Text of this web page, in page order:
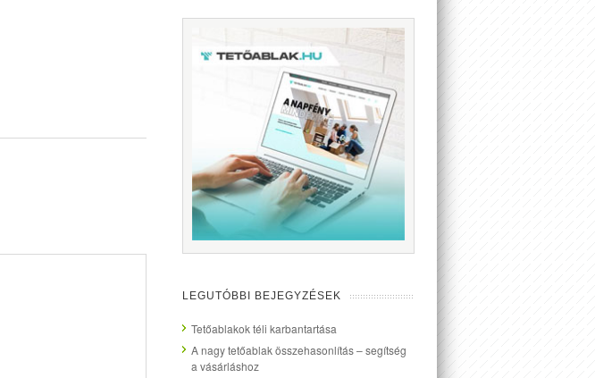
LEGUTÓBBI BEJEGYZÉSEK
Tetőablakok téli karbantartása
A nagy tetőablak összehasonlítás – segítség
a vásárláshoz